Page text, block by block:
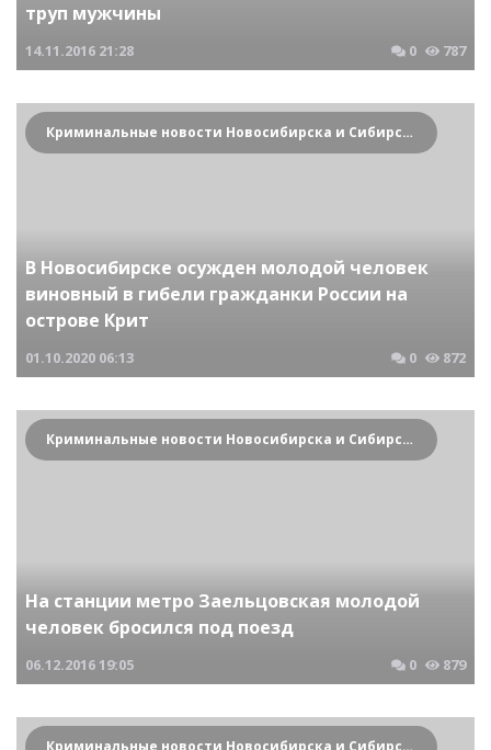
труп мужчины
14.11.2016 21:28 0 787
Криминальные новости Новосибирска и Сибирского региона
В Новосибирске осужден молодой человек
виновный в гибели гражданки России на
острове Крит
01.10.2020 06:13 0 872
Криминальные новости Новосибирска и Сибирского региона
На станции метро Заельцовская молодой
человек бросился под поезд
06.12.201619:05 0 879
Криминальные новости Новосибирска и Сибирского региона